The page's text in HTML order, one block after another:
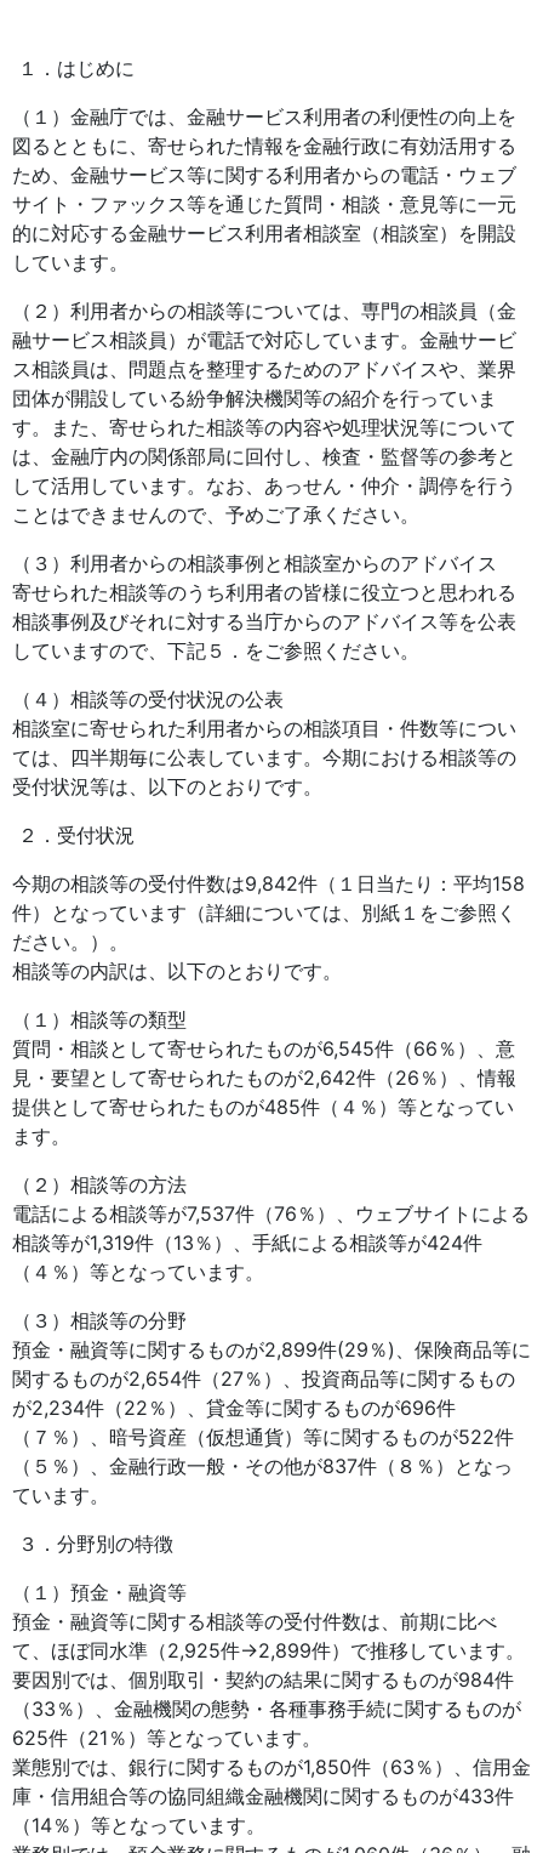
１．はじめに
（１）金融庁では、金融サービス利用者の利便性の向上を
図るとともに、寄せられた情報を金融行政に有効活用する
ため、金融サービス等に関する利用者からの電話・ウェブ
サイト・ファックス等を通じた質問・相談・意見等に一元
的に対応する金融サービス利用者相談室（相談室）を開設
しています。
（２）利用者からの相談等については、専門の相談員（金
融サービス相談員）が電話で対応しています。金融サービ
ス相談員は、問題点を整理するためのアドバイスや、業界
団体が開設している紛争解決機関等の紹介を行っていま
す。また、寄せられた相談等の内容や処理状況等について
は、金融庁内の関係部局に回付し、検査・監督等の参考と
して活用しています。なお、あっせん・仲介・調停を行う
ことはできませんので、予めご了承ください。
（３）利用者からの相談事例と相談室からのアドバイス
寄せられた相談等のうち利用者の皆様に役立つと思われる
相談事例及びそれに対する当庁からのアドバイス等を公表
していますので、下記５．をご参照ください。
（４）相談等の受付状況の公表
相談室に寄せられた利用者からの相談項目・件数等につい
ては、四半期毎に公表しています。今期における相談等の
受付状況等は、以下のとおりです。
２．受付状況
今期の相談等の受付件数は9,842件（１日当たり：平均158
件）となっています（詳細については、別紙１をご参照く
ださい。）。
相談等の内訳は、以下のとおりです。
（１）相談等の類型
質問・相談として寄せられたものが6,545件（66％）、意
見・要望として寄せられたものが2,642件（26％）、情報
提供として寄せられたものが485件（４％）等となってい
ます。
（２）相談等の方法
電話による相談等が7,537件（76％）、ウェブサイトによる
相談等が1,319件（13％）、手紙による相談等が424件
（４％）等となっています。
（３）相談等の分野
預金・融資等に関するものが2,899件(29％)、保険商品等に
関するものが2,654件（27％）、投資商品等に関するもの
が2,234件（22％）、貸金等に関するものが696件
（７％）、暗号資産（仮想通貨）等に関するものが522件
（５％）、金融行政一般・その他が837件（８％）となっ
ています。
３．分野別の特徴
（１）預金・融資等
預金・融資等に関する相談等の受付件数は、前期に比べ
て、ほぼ同水準（2,925件→2,899件）で推移しています。
要因別では、個別取引・契約の結果に関するものが984件
（33％）、金融機関の態勢・各種事務手続に関するものが
625件（21％）等となっています。
業態別では、銀行に関するものが1,850件（63％）、信用金
庫・信用組合等の協同組織金融機関に関するものが433件
（14％）等となっています。